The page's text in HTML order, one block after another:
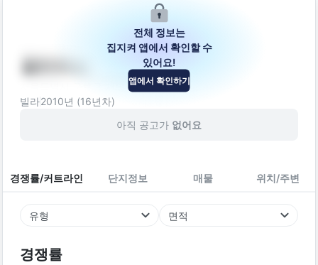
풀하우스
서울특별시 구로구 개봉로15길 46-15
빌라2010년 (16년차)
아직 공고가 없어요
경쟁률/커트라인 단지정보 매물 위치/주변
유형 면적
경쟁률
전체 정보는
집지켜 앱에서 확인할 수
있어요!
앱에서 확인하기